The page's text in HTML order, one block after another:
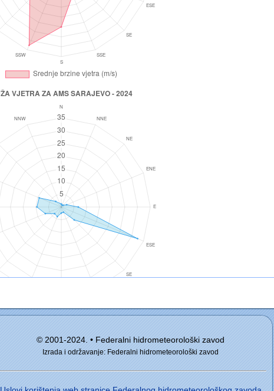
© 2001-2024. • Federalni hidrometeorološki zavod
Izrada i održavanje: Federalni hidrometeorološki zavod